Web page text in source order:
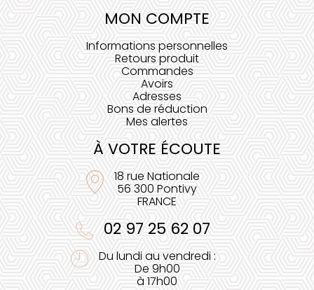
MON COMPTE
Informations personnelles
Retours produit
Commandes
Avoirs
Adresses
Bons de réduction
Mes alertes
À VOTRE ÉCOUTE
18 rue Nationale
56 300 Pontivy
FRANCE
02 97 25 62 07
Du lundi au vendredi :
De 9h00
à 17h00